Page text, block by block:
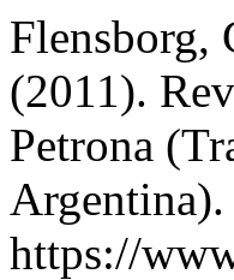
Flensborg,
(2011).
Petrona
Argentina).
https://